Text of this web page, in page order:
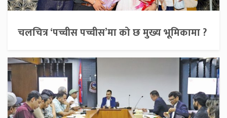
चलचित्र ‘पच्चीस पच्चीस’मा को छ मुख्य भूमिकामा ?